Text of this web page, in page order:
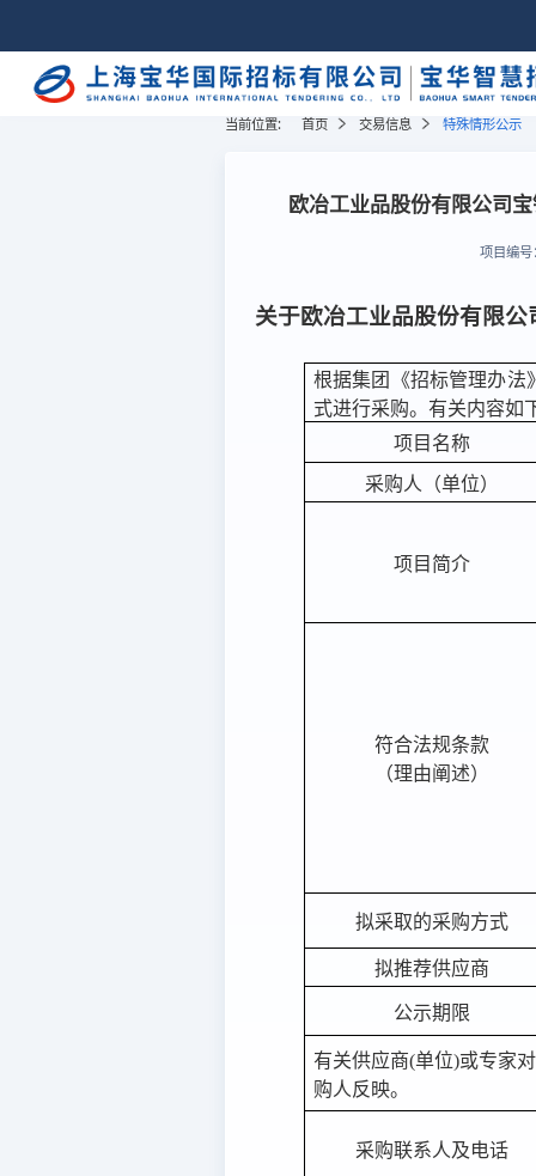
当前位置: 首页 交易信息 特殊情形公示
欧冶工业品股份有限公司
项目编号
关于欧冶工业品股份有限
根据集团《招标管理办法
式进行采购。有关内容如
项目名称
采购人（单位）
项目简介
符合法规条款
（理由阐述）
拟采取的采购方式
拟推荐供应商
公示期限
有关供应商(单位)或专家
购人反映。
采购联系人及电话